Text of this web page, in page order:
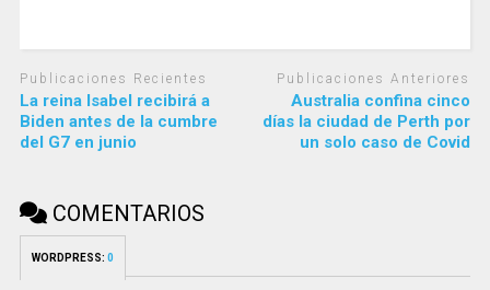
Publicaciones Recientes
La reina Isabel recibirá a
Biden antes de la cumbre
del G7 en junio
Publicaciones Anteriores
Australia confina cinco
días la ciudad de Perth por
un solo caso de Covid
COMENTARIOS
WORDPRESS: 0